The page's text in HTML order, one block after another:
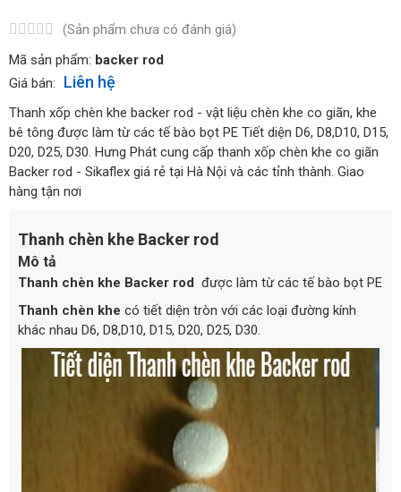
(Sản phẩm chưa có đánh giá)
Mã sản phẩm: backer rod
Giá bán:
Liên hệ
Thanh xốp chèn khe backer rod - vật liệu chèn khe co giãn, khe
bê tông được làm từ các tế bào bọt PE Tiết diện D6, D8,D10, D15,
D20, D25, D30. Hưng Phát cung cấp thanh xốp chèn khe co giãn
Backer rod - Sikaflex giá rẻ tại Hà Nội và các tỉnh thành. Giao
hàng tận nơi
Thanh chèn khe Backer rod
Mô tả
Thanh chèn khe Backer rod được làm từ các tế bào bọt PE
Thanh chèn khe có tiết diện tròn với các loại đường kính
khác nhau D6, D8,D10, D15, D20, D25, D30.